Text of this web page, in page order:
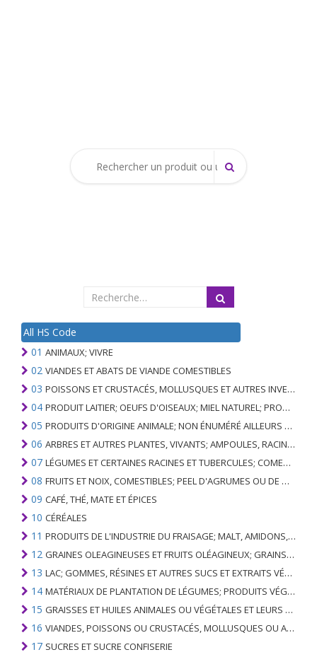
All HS Code
01 ANIMAUX; VIVRE
02 VIANDES ET ABATS DE VIANDE COMESTIBLES
03 POISSONS ET CRUSTACÉS, MOLLUSQUES ET AUTRES INVERTÉBRÉS AQUATIQUES
04 PRODUIT LAITIER; OEUFS D'OISEAUX; MIEL NATUREL; PRODUITS COMESTIBLES D'ORIGINE ANIMALE, NON ÉNUMÉRÉS AILLEURS OU INCLUS
05 PRODUITS D'ORIGINE ANIMALE; NON ÉNUMÉRÉ AILLEURS OU INCLUS
06 ARBRES ET AUTRES PLANTES, VIVANTS; AMPOULES, RACINES ET ANALOGUES; FLEURS COUPEES ET FEUILLAGE ORNEMENTAL
07 LÉGUMES ET CERTAINES RACINES ET TUBERCULES; COMESTIBLE
08 FRUITS ET NOIX, COMESTIBLES; PEEL D'AGRUMES OU DE MELONS
09 CAFÉ, THÉ, MATE ET ÉPICES
10 CÉRÉALES
11 PRODUITS DE L'INDUSTRIE DU FRAISAGE; MALT, AMIDONS, INULINE, GLUTEN DE BLÉ
12 GRAINES OLEAGINEUSES ET FRUITS OLÉAGINEUX; GRAINS DIVERS, GRAINES ET FRUITS, PLANTES INDUSTRIELLES OU MÉDICINALES; PAILLE ET FOURRAGE
13 LAC; GOMMES, RÉSINES ET AUTRES SUCS ET EXTRAITS VÉGÉTAUX
14 MATÉRIAUX DE PLANTATION DE LÉGUMES; PRODUITS VÉGÉTAUX NON DÉNOMMÉS NI COMPRIS AILLEURS
15 GRAISSES ET HUILES ANIMALES OU VÉGÉTALES ET LEURS PRODUITS DE CLIVAGE; GRAISSES ANIMALES PRÉPARÉES; CIRES ANIMALES OU VÉGÉTALES
16 VIANDES, POISSONS OU CRUSTACÉS, MOLLUSQUES OU AUTRES INVERTÉBRÉS AQUATIQUES; PRÉPARATIONS DE CELLES-CI
17 SUCRES ET SUCRE CONFISERIE